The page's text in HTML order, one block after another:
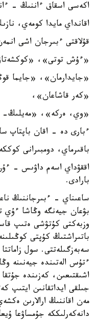
اكەسى اسقاق ءاننىڭ -
اقانداي مايدا كومەي،
قۇلاقتى ءبىرجان اشى
«ءۇش توتى»،
«جايدارمان»، «جايما
«كەر قاشاعان»،
«وي، ەركە»، «مەيلىڭ-
ءبارى دە - اقان باپتاپ
باقىرماي، دومبىرانى
اققۋداي اسەم داۋىس -
بارادى.
ساعىناي - ءبىرجاننىڭ
بۋعان جيەنگە وڭاشا ءۇي
وزبەكتى كۇتۋشى ەتىپ
باتىراشتىڭ كۇپتى
سەبەزگىلەتتى. سول
ءتۇس الەتىندە جيەنىنە
اشىقتىعىن، كەزىندە
جىلقى ايداتقانىن ايتىپ
مەن اقاننىڭ ارالارىن
دانەكەرلىككە جۇمساۋعا